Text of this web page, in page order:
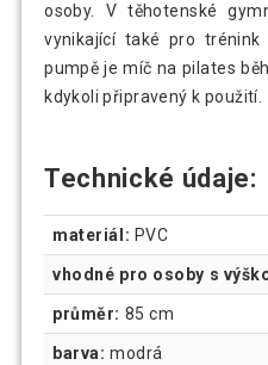
osoby. V těhotenské
vynikající také pro trénink
pumpě je míč na pilates
kdykoli připravený k použití.
Technické údaje:
materiál: PVC
vhodné pro osoby s
průměr: 85 cm
barva: modrá